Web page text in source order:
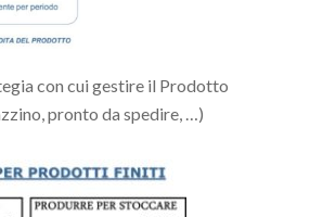
con cui gestire il Prodotto
pronto da spedire, …)